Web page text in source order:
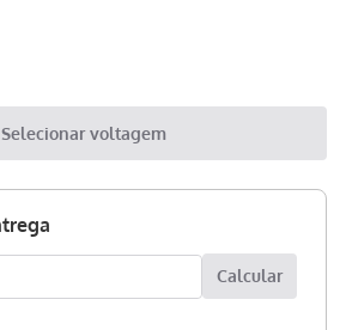
Selecionar voltagem